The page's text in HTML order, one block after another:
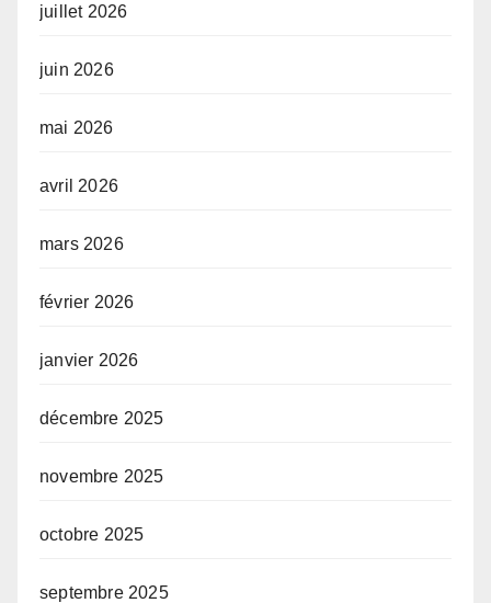
juillet 2026
juin 2026
mai 2026
avril 2026
mars 2026
février 2026
janvier 2026
décembre 2025
novembre 2025
octobre 2025
septembre 2025